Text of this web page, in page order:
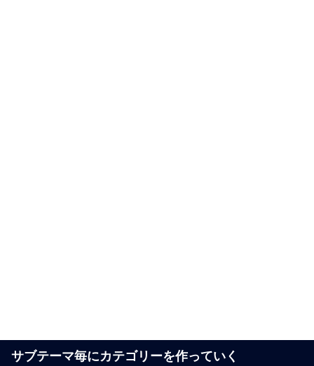
サブテーマ毎にカテゴリーを作っていく